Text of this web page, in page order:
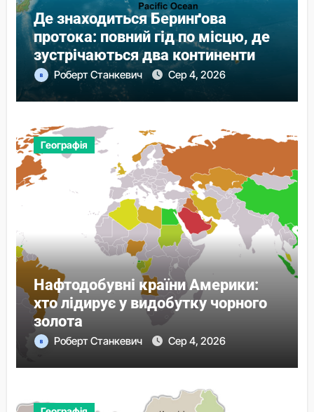
Де знаходиться Беринґова
протока: повний гід по місцю, де
зустрічаються два континенти
Роберт Станкевич Сер 4, 2026
Географія
Нафтодобувні країни Америки:
хто лідирує у видобутку чорного
золота
Роберт Станкевич Сер 4, 2026